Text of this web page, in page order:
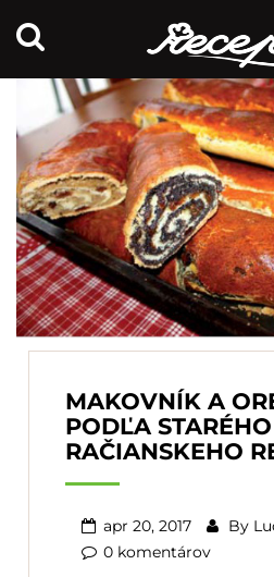
MAKOVNÍK A
PODĽA STARÉHO
RAČIANSKEHO
apr 20, 2017 By
0 komentárov